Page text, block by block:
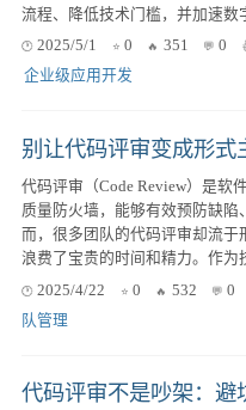
流程、降低技术门槛，并加速数
2025/5/1
0 351 0
企业级应用开发
代码评审（Code Review）是软
质量防火墙，能够有效预防缺
而，很多团队的代码评审却流
浪费了宝贵的时间和精力。作为
2025/4/22
0 532 0
队管理
代码评审不是吵架：避